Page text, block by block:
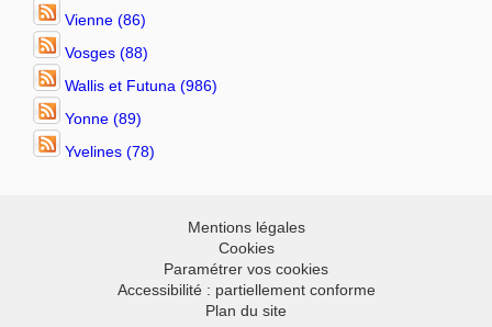
Vienne (86)
Vosges (88)
Wallis et Futuna (986)
Yonne (89)
Yvelines (78)
Mentions légales
Cookies
Paramétrer vos cookies
Accessibilité : partiellement conforme
Plan du site